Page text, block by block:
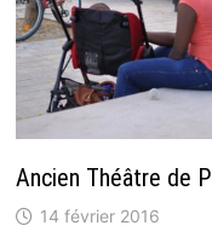
Ancien Théâtre de
14 février 2016